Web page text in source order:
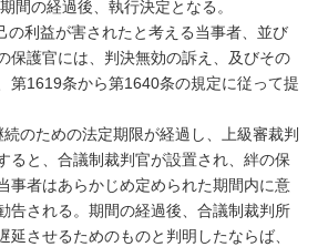
間の経過後、執行決定となる。
利益が害されたと考える当事者、並び
保護官には、判決無効の訴え、及びその
第1619条から第1640条の規定に従って提
続のための法定期限が経過し、上級審裁判
ると、合議制裁判官が設置され、絆の保
事者はあらかじめ定められた期間内に意
告される。期間の経過後、合議制裁判所
延させるためのものと判明したならば、